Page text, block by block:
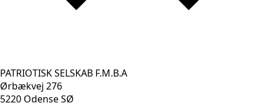
PATRIOTISK SELSKAB F.M.B.A
Ørbækvej 276
5220 Odense SØ